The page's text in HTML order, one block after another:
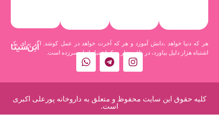
هر که دنیا خواهد ،دانش آموزد و هر که آخرت خواهد در عمل کوشد. اگر برای یک
اشتباه هزار دلیل بیاورد، در واقع هزار و یک اشتباه از او سرزده است.
ابن‌سینا
کلیه حقوق این سایت محفوظ و متعلق به داروخانه پورعلی اکبری
است.